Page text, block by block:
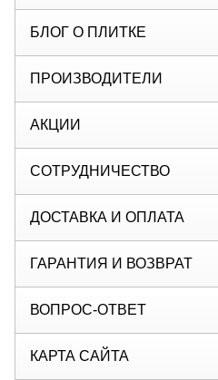
БЛОГ О ПЛИТКЕ
ПРОИЗВОДИТЕЛИ
АКЦИИ
СОТРУДНИЧЕСТВО
ДОСТАВКА И ОПЛАТА
ГАРАНТИЯ И ВОЗВРАТ
ВОПРОС-ОТВЕТ
КАРТА САЙТА